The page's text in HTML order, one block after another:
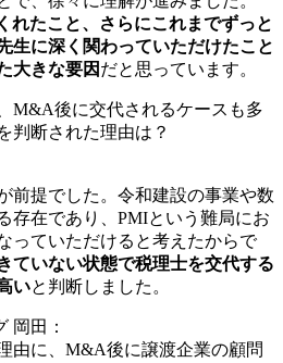
れたこと、さらにこれまでずっと
生に深く関わっていただけたこと
大きな要因 だと思っています。
M&A後に交代されるケースも多
判断された理由は？
前提でした。令和建設の事業や数
存在であり、PMIという難局にお
っていただけると考えたからで
ていない状態で税理士を交代する
いと判断しました。
岡田：
由に、M&A後に譲渡企業の顧問